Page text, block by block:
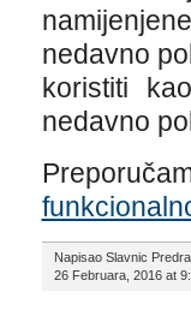
nedavno
koristiti
nedavno
Napisao Slavnic
26 Februara, 2016 at